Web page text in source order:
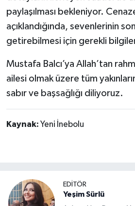
paylaşılması bekleniyor.
açıklandığında, sevenlerinin
getirebilmesi için gerekli
Mustafa Balcı’ya Allah’tan
ailesi olmak üzere tüm
sabır ve başsağlığı diliyoruz.
Kaynak: Yeni İnebolu
EDİTÖR
Yeşim Sürlü